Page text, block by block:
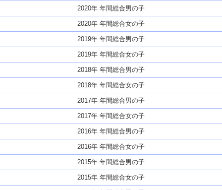
2020年 年間総合男の子
2020年 年間総合女の子
2019年 年間総合男の子
2019年 年間総合女の子
2018年 年間総合男の子
2018年 年間総合女の子
2017年 年間総合男の子
2017年 年間総合女の子
2016年 年間総合男の子
2016年 年間総合女の子
2015年 年間総合男の子
2015年 年間総合女の子